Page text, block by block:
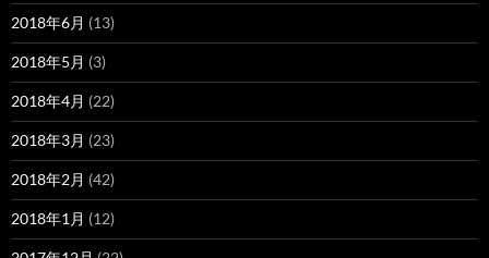
2018年6月 (13)
2018年5月 (3)
2018年4月 (22)
2018年3月 (23)
2018年2月 (42)
2018年1月 (12)